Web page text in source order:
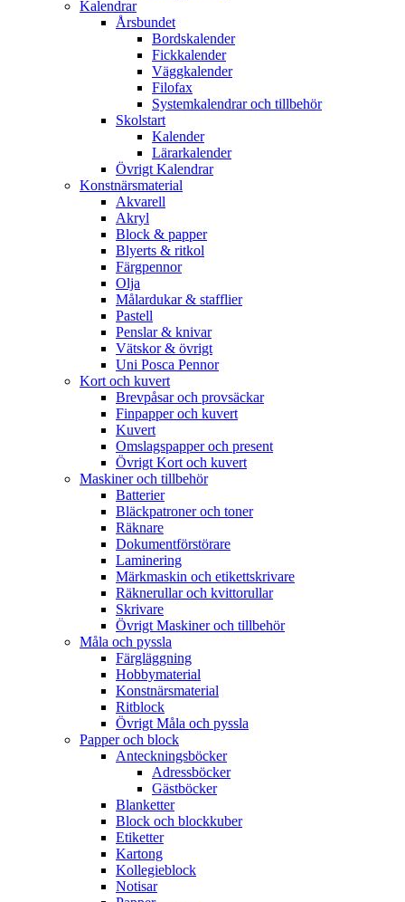
Kalendrar
Årsbundet
Bordskalender
Fickkalender
Väggkalender
Filofax
Systemkalendrar och tillbehör
Skolstart
Kalender
Lärarkalender
Övrigt Kalendrar
Konstnärsmaterial
Akvarell
Akryl
Block & papper
Blyerts & ritkol
Färgpennor
Olja
Målardukar & stafflier
Pastell
Penslar & knivar
Vätskor & övrigt
Uni Posca Pennor
Kort och kuvert
Brevpåsar och provsäckar
Finpapper och kuvert
Kuvert
Omslagspapper och present
Övrigt Kort och kuvert
Maskiner och tillbehör
Batterier
Bläckpatroner och toner
Räknare
Dokumentförstörare
Laminering
Märkmaskin och etikettskrivare
Räknerullar och kvittorullar
Skrivare
Övrigt Maskiner och tillbehör
Måla och pyssla
Färgläggning
Hobbymaterial
Konstnärsmaterial
Ritblock
Övrigt Måla och pyssla
Papper och block
Anteckningsböcker
Adressböcker
Gästböcker
Blanketter
Block och blockkuber
Etiketter
Kartong
Kollegieblock
Notisar